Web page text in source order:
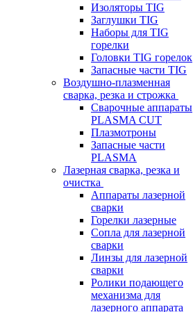
Изоляторы TIG
Заглушки TIG
Наборы для TIG
горелки
Головки TIG горелок
Запасные части TIG
Воздушно-плазменная
сварка, резка и строжка
Сварочные аппараты
PLASMA CUT
Плазмотроны
Запасные части
PLASMA
Лазерная сварка, резка и
очистка
Аппараты лазерной
сварки
Горелки лазерные
Сопла для лазерной
сварки
Линзы для лазерной
сварки
Ролики подающего
механизма для
лазерного аппарата